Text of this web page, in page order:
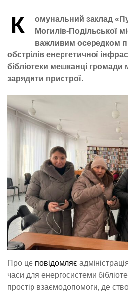
К
омунальний заклад
Могилів-Подільської
важливим осередком
обстрілів енергетичної
бібліотеки мешканці громади
зарядити пристрої.
Про це повідомляє
часи для енергосистеми
простір взаємодопомоги, де